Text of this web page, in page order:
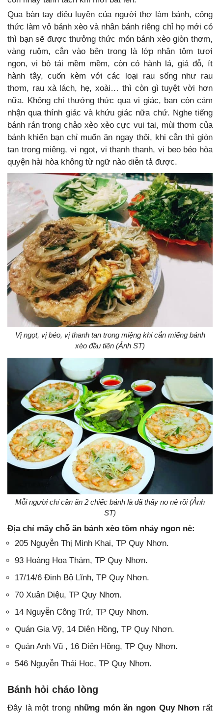
Qua bàn tay điêu luyện của người thợ làm bánh, công
thức làm vỏ bánh xèo và nhân bánh riêng chỉ họ mới có
thì bạn sẽ được thưởng thức món bánh xèo giòn thơm,
vàng ruộm, cắn vào bên trong là lớp nhân tôm tươi
ngon, vị bò tái mềm mềm, còn có hành lá, giá đỗ, ít
hành tây, cuốn kèm với các loại rau sống như rau
thơm, rau xà lách, hẹ, xoài… thì còn gì tuyệt vời hơn
nữa. Không chỉ thưởng thức qua vị giác, bạn còn cảm
nhận qua thính giác và khứu giác nữa chứ. Nghe tiếng
bánh rán trong chảo xèo xèo cực vui tai, mùi thơm của
bánh khiến bạn chỉ muốn ăn ngay thôi, khi cắn thì giòn
tan trong miệng, vị ngọt, vị thanh thanh, vị beo béo hòa
quyện hài hòa không từ ngữ nào diễn tả được.
Vị ngọt, vị béo, vị thanh tan trong miệng khi cắn miếng bánh
xèo đầu tiên (Ảnh ST)
Mỗi người chỉ cần ăn 2 chiếc bánh là đã thấy no nê rồi (Ảnh
ST)
Địa chỉ mấy chỗ ăn bánh xèo tôm nhảy ngon nè:
205 Nguyễn Thị Minh Khai, TP Quy Nhơn.
93 Hoàng Hoa Thám, TP Quy Nhơn.
17/14/6 Đinh Bộ Lĩnh, TP Quy Nhơn.
70 Xuân Diệu, TP Quy Nhơn.
14 Nguyễn Công Trứ, TP Quy Nhơn.
Quán Gia Vỹ, 14 Diên Hồng, TP Quy Nhơn.
Quán Anh Vũ , 16 Diên Hồng, TP Quy Nhơn.
546 Nguyễn Thái Học, TP Quy Nhơn.
Bánh hỏi cháo lòng
Đây là một trong những món ăn ngon Quy Nhơn rất